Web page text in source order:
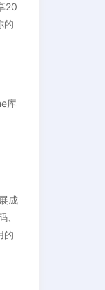
20
的
库
成
的